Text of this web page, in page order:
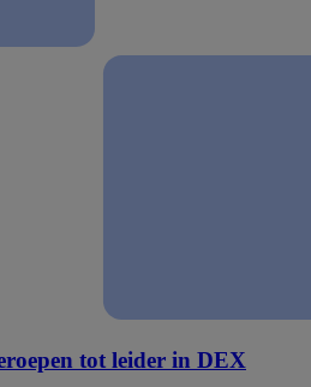
tot leider in DEX